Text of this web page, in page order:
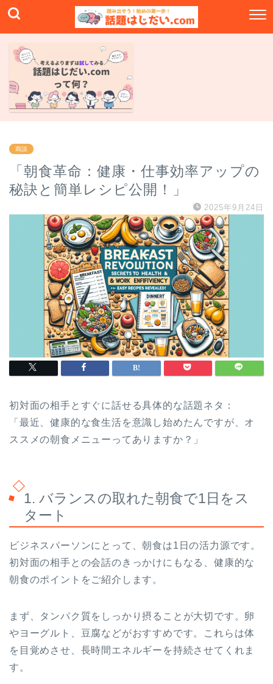
商談
「朝食革命：健康・仕事効率アップの
秘訣と簡単レシピ公開！」
2025年9月24日
初対面の相手とすぐに話せる具体的な話題ネタ：
「最近、健康的な食生活を意識し始めたんですが、オ
ススメの朝食メニューってありますか？」
1. バランスの取れた朝食で1日をス
タート
ビジネスパーソンにとって、朝食は1日の活力源です。
初対面の相手との会話のきっかけにもなる、健康的な
朝食のポイントをご紹介します。
まず、タンパク質をしっかり摂ることが大切です。卵
やヨーグルト、豆腐などがおすすめです。これらは体
を目覚めさせ、長時間エネルギーを持続させてくれま
す。